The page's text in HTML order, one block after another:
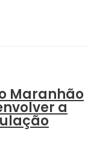
Maranhão
a